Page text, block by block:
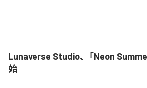
Lunaverse Studio、「Neon
始